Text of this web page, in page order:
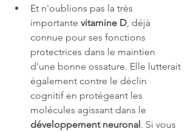
Et n'oublions pas la très
importante vitamine D , déjà
connue pour ses fonctions
protectrices dans le maintien
d'une bonne ossature. Elle lutterait
également contre le déclin
cognitif en protégeant les
molécules agissant dans le
développement neuronal. Si vous